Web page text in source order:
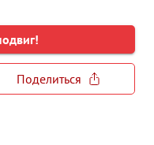
Поделиться